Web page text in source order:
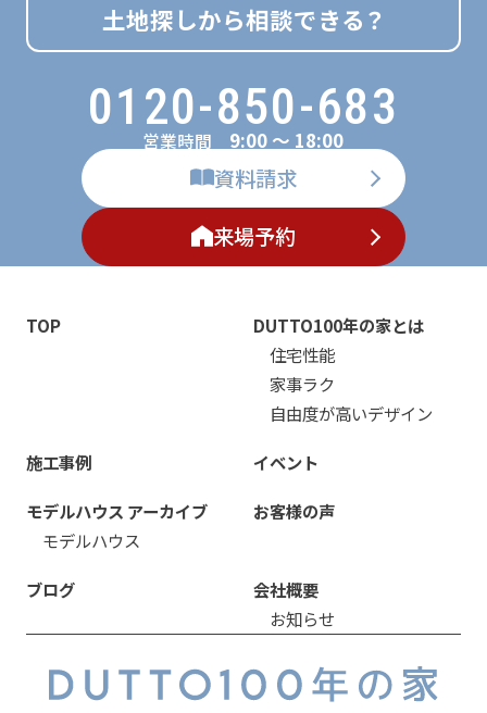
土地探しから相談できる？
0120-850-683
営業時間 9:00 ～ 18:00
資料請求
来場予約
TOP
DUTTO100年の家とは
住宅性能
家事ラク
自由度が高いデザイン
施工事例 イベント
モデルハウス アーカイブ
モデルハウス
お客様の声
ブログ
会社概要
お知らせ